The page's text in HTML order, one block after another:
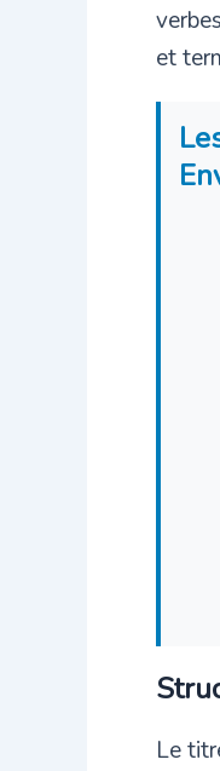
et
Le